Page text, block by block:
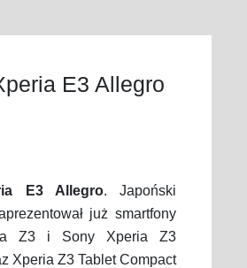
E3 Allegro
E3 Allegro. Japoński
już smartfony
Z3 i Sony Xperia Z3
Xperia Z3 Tablet Compact